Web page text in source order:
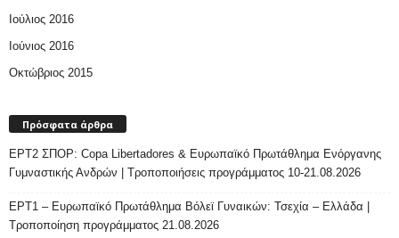
Ιούλιος 2016
Ιούνιος 2016
Οκτώβριος 2015
Πρόσφατα άρθρα
ΕΡΤ2 ΣΠΟΡ: Copa Libertadores & Ευρωπαϊκό Πρωτάθλημα Ενόργανης
Γυμναστικής Ανδρών | Τροποποιήσεις προγράμματος 10-21.08.2026
ΕΡΤ1 – Ευρωπαϊκό Πρωτάθλημα Βόλεϊ Γυναικών: Τσεχία – Ελλάδα |
Τροποποίηση προγράμματος 21.08.2026